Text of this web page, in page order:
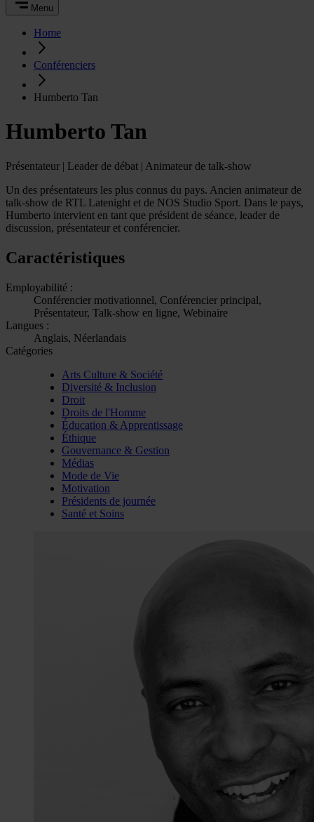
Menu
Home
Conférenciers
Humberto Tan
Humberto Tan
Présentateur | Leader de débat | Animateur de talk-show
Un des présentateurs les plus connus du pays. Ancien animateur de
talk-show de RTL Latenight et de NOS Studio Sport. Dans le pays,
Humberto intervient en tant que président de séance, leader de
discussion, présentateur et conférencier.
Caractéristiques
Employabilité :
Conférencier motivationnel, Conférencier principal,
Présentateur, Talk-show en ligne, Webinaire
Langues :
Anglais, Néerlandais
Catégories
Arts Culture & Société
Diversité & Inclusion
Droit
Droits de l'Homme
Éducation & Apprentissage
Éthique
Gouvernance & Gestion
Médias
Mode de Vie
Motivation
Présidents de journée
Santé et Soins